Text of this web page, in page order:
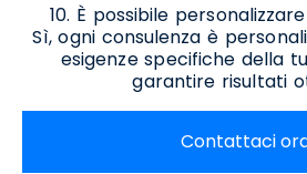
10. È possibile
Sì, ogni consulenza è
esigenze specifiche della
garantire risultati
Contattaci